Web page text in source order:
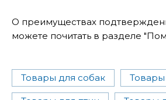
О преимуществах
можете почитать в разделе
Товары для собак